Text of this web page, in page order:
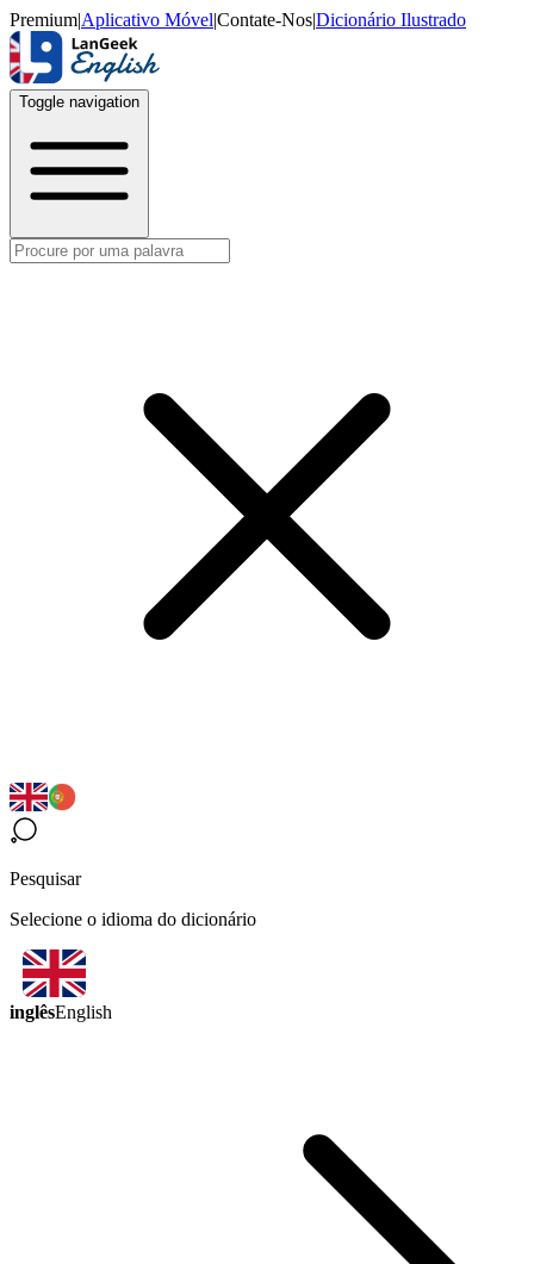
Premium|Aplicativo Móvel|Contate-Nos|Dicionário Ilustrado
Toggle navigation
Pesquisar
Selecione o idioma do dicionário
inglêsEnglish